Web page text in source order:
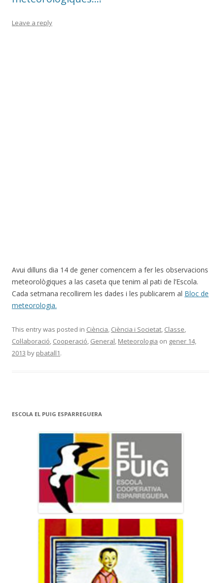
Leave a reply
Avui dilluns dia 14 de gener comencem a fer les observacions
meteorològiques a las caseta que tenim al pati de l’Escola.
Cada setmana recollirem les dades i les publicarem al Bloc de
meteorologia.
This entry was posted in Ciència, Ciència i Societat, Classe,
Col·laboració, Cooperació, General, Meteorologia on gener 14,
2013 by pbatall1.
ESCOLA EL PUIG ESPARREGUERA